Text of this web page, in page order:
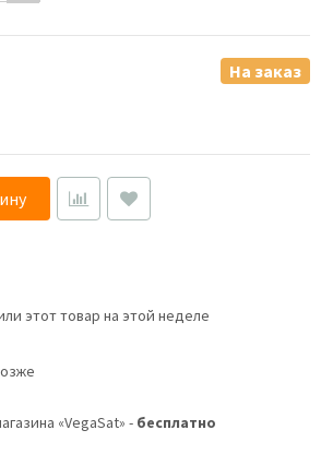
На заказ
этот товар на этой неделе
«VegaSat» - бесплатно